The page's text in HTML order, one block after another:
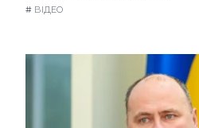
# ВІДЕО